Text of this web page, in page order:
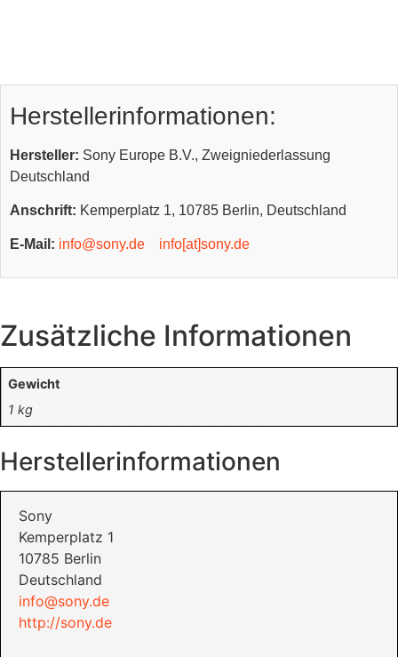
Herstellerinformationen:
Hersteller: Sony Europe B.V., Zweigniederlassung
Deutschland
Anschrift: Kemperplatz 1, 10785 Berlin, Deutschland
E-Mail: info@sony.de info[at]sony.de
Zusätzliche Informationen
Gewicht
1 kg
Herstellerinformationen
Sony
Kemperplatz 1
10785 Berlin
Deutschland
info@sony.de
http://sony.de